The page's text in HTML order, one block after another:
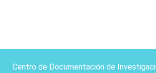
Centro de Documentación de